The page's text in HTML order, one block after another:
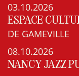
03.10.2026
ESPACE
DE GAMEVILLE
08.10.2026
NANCY JAZZ